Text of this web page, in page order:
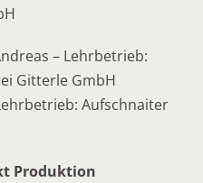
– Lehrbetrieb:
Gitterle GmbH
Aufschnaiter
Produktion